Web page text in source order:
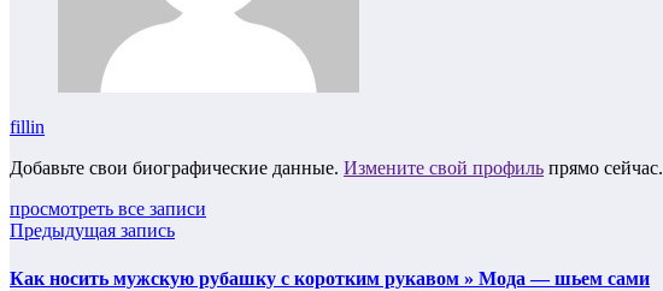
fillin
Добавьте свои биографические данные. Измените свой профиль прямо сейчас.
просмотреть все записи
Предыдущая запись
Как носить мужскую рубашку с коротким рукавом » Мода — шьем сами